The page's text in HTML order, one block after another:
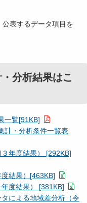
表するデータ項目を
分析結果はこ
一覧[91KB]
計・分析条件一覧表
年度結果） [292KB]
結果）[463KB]
度結果） [381KB]
による地域差分析（令